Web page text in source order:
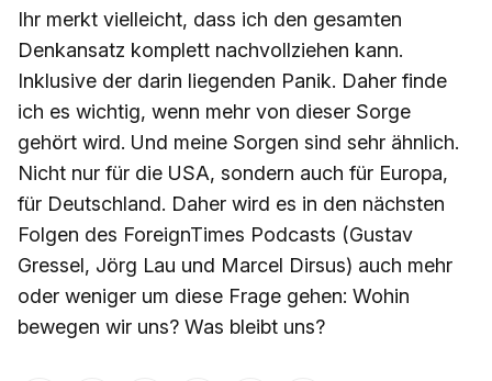
Ihr merkt vielleicht, dass ich den gesamten
Denkansatz komplett nachvollziehen kann.
Inklusive der darin liegenden Panik. Daher finde
ich es wichtig, wenn mehr von dieser Sorge
gehört wird. Und meine Sorgen sind sehr ähnlich.
Nicht nur für die USA, sondern auch für Europa,
für Deutschland. Daher wird es in den nächsten
Folgen des ForeignTimes Podcasts (Gustav
Gressel, Jörg Lau und Marcel Dirsus) auch mehr
oder weniger um diese Frage gehen: Wohin
bewegen wir uns? Was bleibt uns?